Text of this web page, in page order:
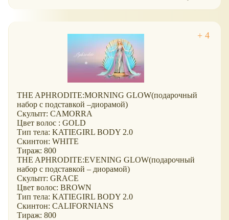
THE APHRODITE:MORNING GLOW(подарочный
набор с подставкой –диорамой)
Скульпт: CAMORRA
Цвет волос : GOLD
Тип тела: KATIEGIRL BODY 2.0
Скинтон: WHITE
Тираж: 800
THE APHRODITE:EVENING GLOW(подарочный
набор с подставкой – диорамой)
Скульпт: GRACE
Цвет волос: BROWN
Тип тела: KATIEGIRL BODY 2.0
Скинтон: CALIFORNIANS
Тираж: 800